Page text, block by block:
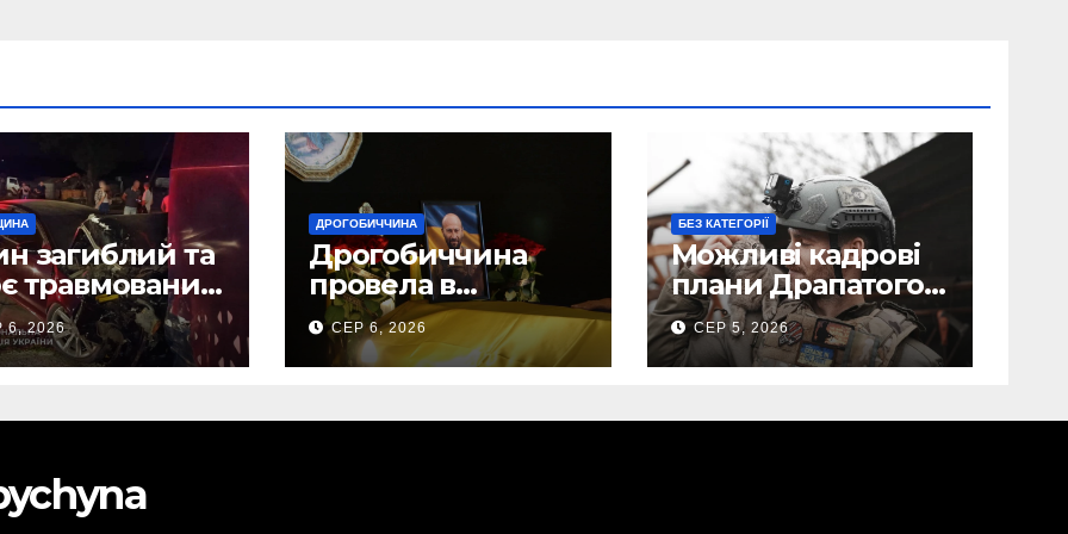
загиблий та
травмованих
ДТП на
6, 2026
ДРОГОБИЧЧИНА
Дрогобиччина
провела в
останню земну
дорогу свого
Захисника – Олега
СЕР 6, 2026
БЕЗ КАТЕГОРІЇ
Можливі кадрові
плани Драпатого:
Маркусу
пророкують
важливу посаду у
СЕР 5, 2026